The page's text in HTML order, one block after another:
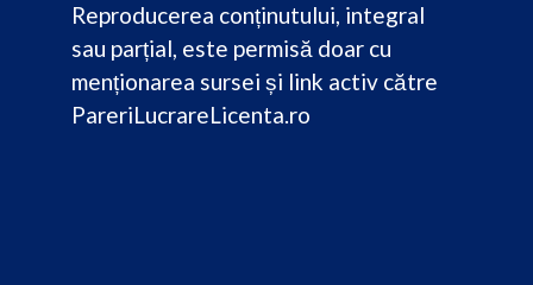
Reproducerea conținutului, integral
sau parțial, este permisă doar cu
menționarea sursei și link activ către
PareriLucrareLicenta.ro